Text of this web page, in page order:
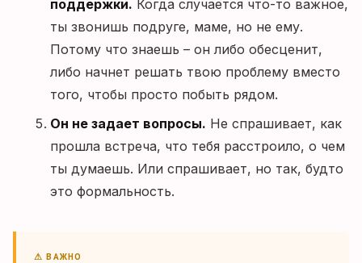
поддержки. Когда случается что-то важное,
ты звонишь подруге, маме, но не ему.
Потому что знаешь – он либо обесценит,
либо начнет решать твою проблему вместо
того, чтобы просто побыть рядом.
Он не задает вопросы. Не спрашивает, как
прошла встреча, что тебя расстроило, о чем
ты думаешь. Или спрашивает, но так, будто
это формальность.
⚠ ВАЖНО